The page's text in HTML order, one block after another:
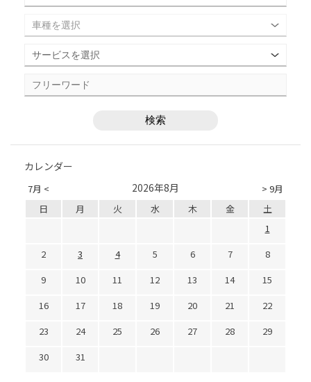
カレンダー
7月 < > 9月
2026年8月
日 月 火 水 木 金
土
1
2
3 4 5 6 7
8
9
10 11 12 13 14
15
16
17 18 19 20 21
22
23
24 25 26 27 28
29
30
31